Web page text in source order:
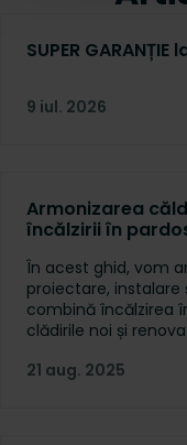
SUPER
9 iul. 2026
Armonizarea
încălzirii în
În acest ghid, vom
proiectare,
combină încălzirea
clădirile noi și
21 aug. 2025